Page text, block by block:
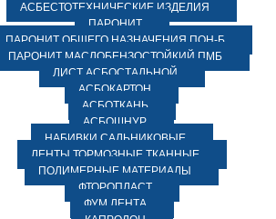
АСБЕСТОТЕХНИЧЕСКИЕ ИЗДЕЛИЯ
ПАРОНИТ
ПАРОНИТ ОБЩЕГО НАЗНАЧЕНИЯ ПОН-Б
ПАРОНИТ МАСЛОБЕНЗОСТОЙКИЙ ПМБ
ЛИСТ АСБОСТАЛЬНОЙ
АСБОКАРТОН
АСБОТКАНЬ
АСБОШНУР
НАБИВКИ САЛЬНИКОВЫЕ
ЛЕНТЫ ТОРМОЗНЫЕ ТКАННЫЕ
ПОЛИМЕРНЫЕ МАТЕРИАЛЫ
ФТОРОПЛАСТ
ФУМ ЛЕНТА